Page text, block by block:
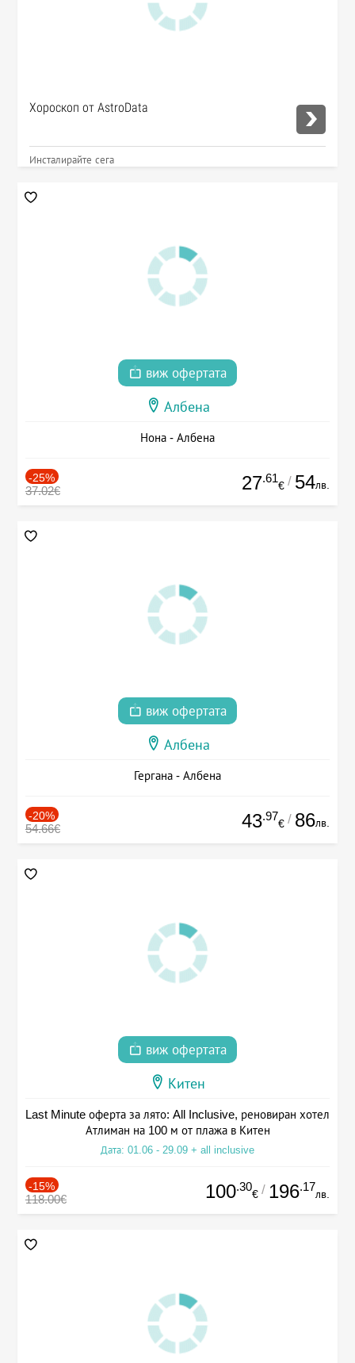
Хороскоп от AstroData
Инсталирайте сега
виж офертата
Албена
Нона - Албена
-25%
37.02€ 27.61
€ / 54лв.
виж офертата
Албена
Гергана - Албена
-20%
54.66€ 43.97
€ / 86лв.
виж офертата
Китен
Last Minute оферта за лято: All Inclusive, реновиран хотел
Атлиман на 100 м от плажа в Китен
Дата: 01.06 - 29.09 + all inclusive
-15%
118.00€ 100.30
€ / 196.17
лв.